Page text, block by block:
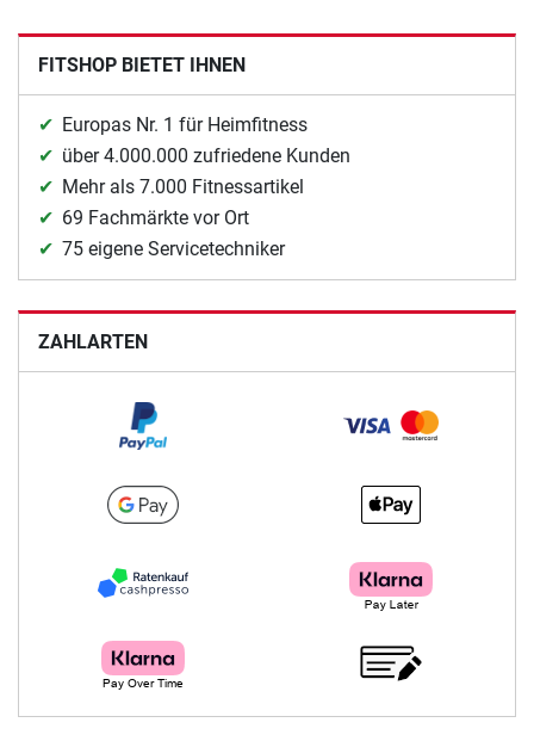
FITSHOP BIETET IHNEN
Europas Nr. 1 für Heimfitness
über 4.000.000 zufriedene Kunden
Mehr als 7.000 Fitnessartikel
69 Fachmärkte vor Ort
75 eigene Servicetechniker
ZAHLARTEN